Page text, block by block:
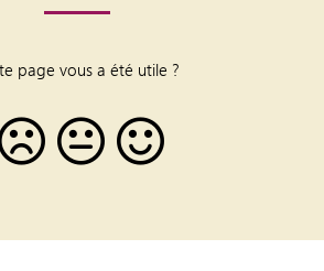
page vous a été utile ?